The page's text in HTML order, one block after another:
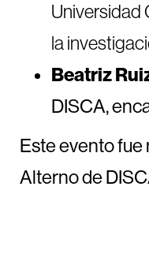
Universidad
la
Beatriz
DISCA,
Este evento fue
Alterno de